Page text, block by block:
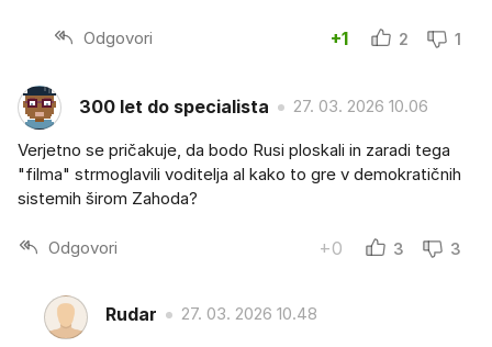
Odgovori +1 2 1
300 let do specialista 27. 03. 2026 10.06
Verjetno se pričakuje, da bodo Rusi ploskali in zaradi tega
"filma" strmoglavili voditelja al kako to gre v demokratičnih
sistemih širom Zahoda?
Odgovori +0 3 3
Rudar 27. 03. 2026 10.48